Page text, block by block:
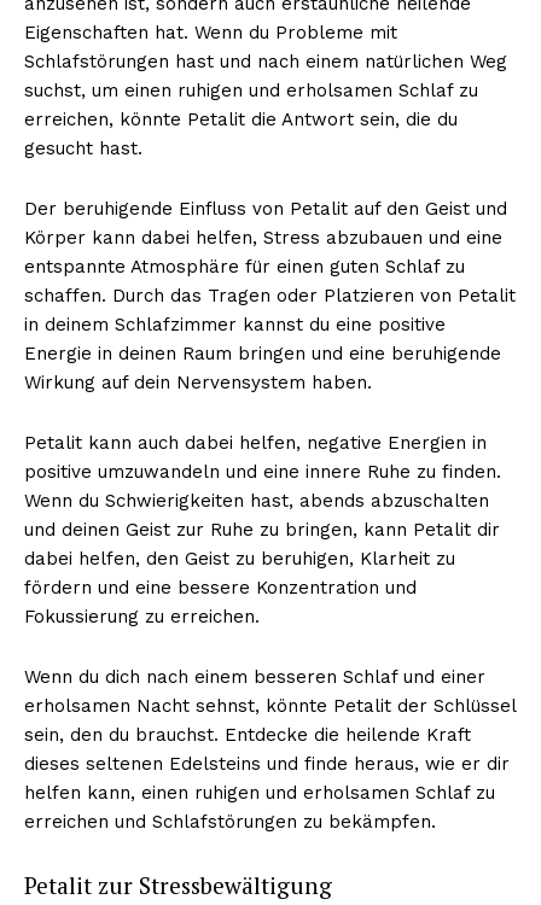
Eigenschaften hat. Wenn du Probleme mit
Schlafstörungen hast und nach einem natürlichen Weg
suchst, um einen ruhigen und erholsamen Schlaf zu
erreichen, könnte Petalit die Antwort sein, die du
gesucht hast.
Der beruhigende Einfluss von Petalit auf den Geist und
Körper kann dabei helfen, Stress abzubauen und eine
entspannte Atmosphäre für einen guten Schlaf zu
schaffen. Durch das Tragen oder Platzieren von Petalit
in deinem Schlafzimmer kannst du eine positive
Energie in deinen Raum bringen und eine beruhigende
Wirkung auf dein Nervensystem haben.
Petalit kann auch dabei helfen, negative Energien in
positive umzuwandeln und eine innere Ruhe zu finden.
Wenn du Schwierigkeiten hast, abends abzuschalten
und deinen Geist zur Ruhe zu bringen, kann Petalit dir
dabei helfen, den Geist zu beruhigen, Klarheit zu
fördern und eine bessere Konzentration und
Fokussierung zu erreichen.
Wenn du dich nach einem besseren Schlaf und einer
erholsamen Nacht sehnst, könnte Petalit der Schlüssel
sein, den du brauchst. Entdecke die heilende Kraft
dieses seltenen Edelsteins und finde heraus, wie er dir
helfen kann, einen ruhigen und erholsamen Schlaf zu
erreichen und Schlafstörungen zu bekämpfen.
Petalit zur Stressbewältigung